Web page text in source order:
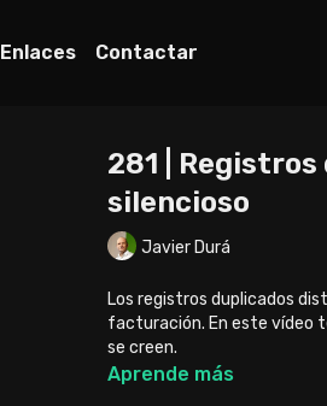
Enlaces Contactar
281 |
silencioso
Javier Durá
Los registros duplicados
facturación. En este vídeo
se creen.
Aprende más